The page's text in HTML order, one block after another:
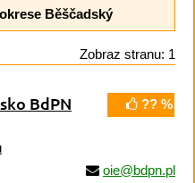
Běščadský
Zobraz stranu: 1
?? %
BdPN
oie@bdpn.pl